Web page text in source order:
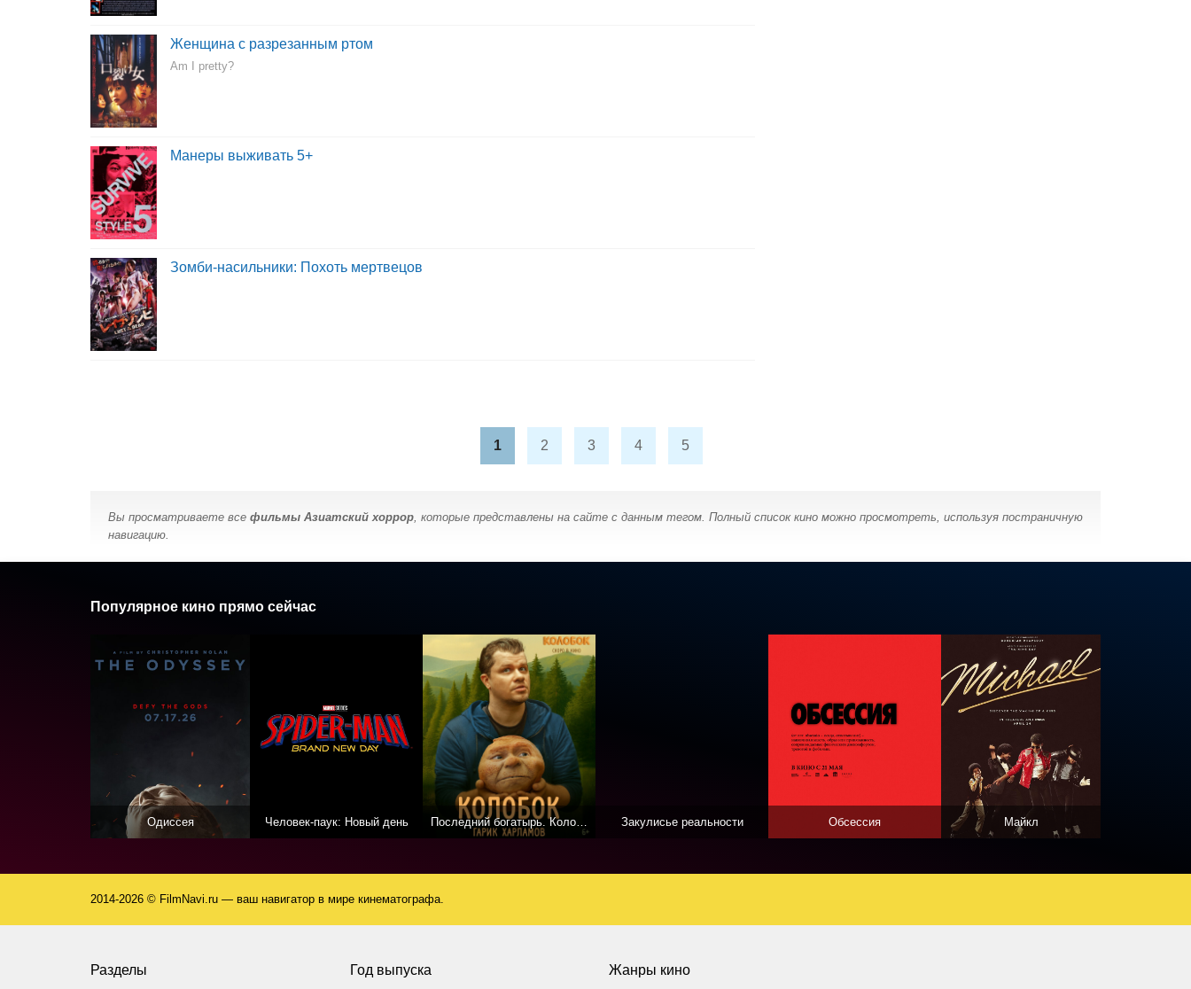
Женщина с разрезанным ртом
Am I pretty?
Манеры выживать 5+
Зомби-насильники: Похоть мертвецов
1 2 3 4 5
Вы просматриваете все фильмы Азиатский хоррор, которые представлены на сайте с данным тегом. Полный список кино можно просмотреть, используя постраничную
навигацию.
Популярное кино прямо сейчас
Одиссея Человек-паук: Новый день Последний богатырь. Колобок Закулисье реальности Обсессия Майкл
2014-2026 © FilmNavi.ru — ваш навигатор в мире кинематографа.
Разделы Год выпуска Жанры кино